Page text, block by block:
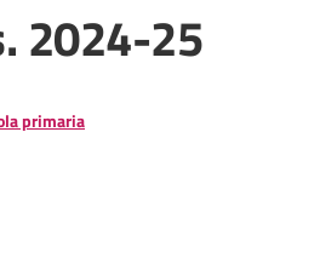
2024-25
primaria